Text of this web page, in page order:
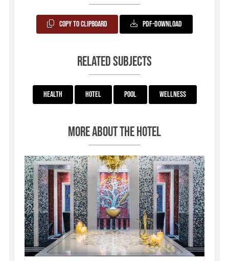
Copy to Clipboard PDF-Download
Related subjects
Health Hotel Pool Wellness
More about the hotel